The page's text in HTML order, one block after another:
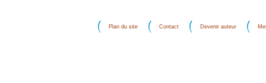
Plan du site Contact Devenir auteur